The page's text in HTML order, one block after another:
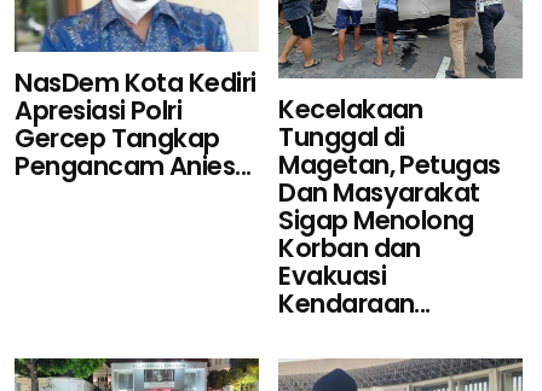
NasDem Kota Kediri
Apresiasi Polri
Gercep Tangkap
Pengancam Anies...
Kecelakaan
Tunggal di
Magetan, Petugas
Dan Masyarakat
Sigap Menolong
Korban dan
Evakuasi
Kendaraan...